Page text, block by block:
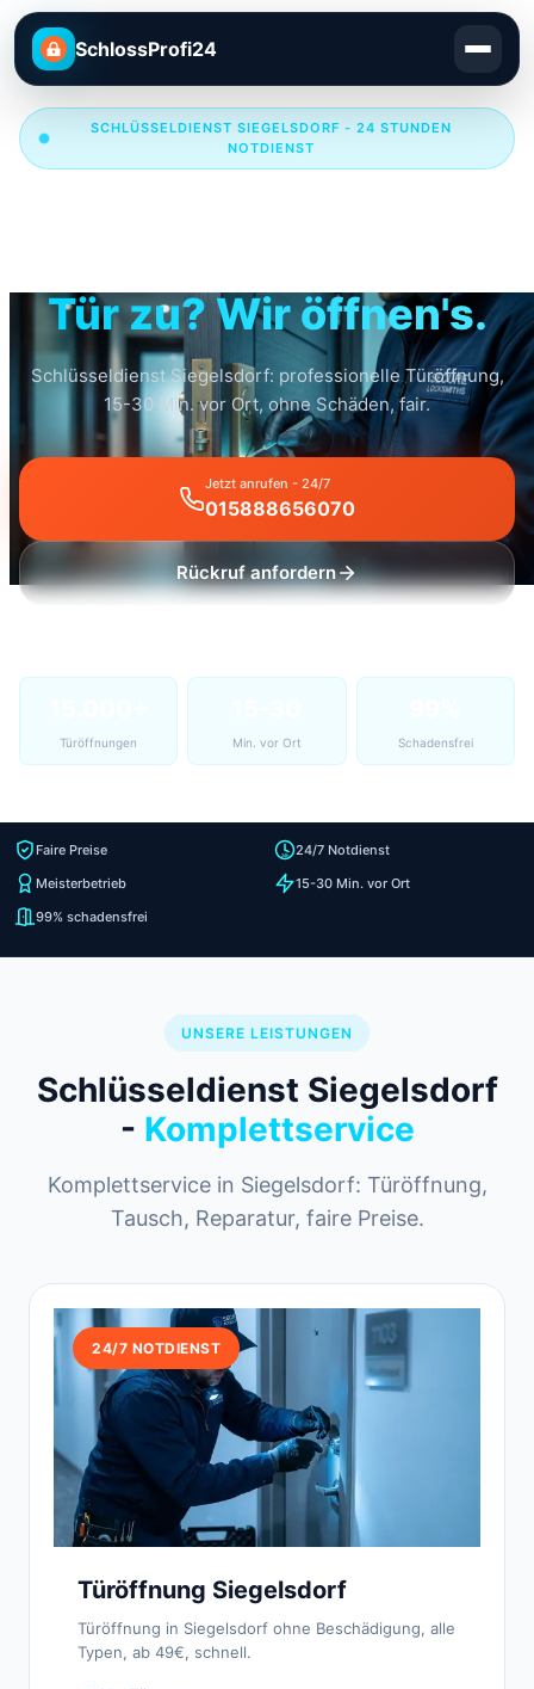
SchlossProfi24
SCHLÜSSELDIENST SIEGELSDORF - 24 STUNDEN
NOTDIENST
Tür zu? Wir öffnen's.
Schlüsseldienst Siegelsdorf: professionelle Türöffnung,
15-30 Min. vor Ort, ohne Schäden, fair.
Jetzt anrufen - 24/7
015888656070
Rückruf anfordern
Türöffnungen Min. vor Ort Schadensfrei
Faire Preise
24/7 Notdienst
Meisterbetrieb
15-30 Min. vor Ort
99% schadensfrei
UNSERE LEISTUNGEN
Schlüsseldienst Siegelsdorf
- Komplettservice
Komplettservice in Siegelsdorf: Türöffnung,
Tausch, Reparatur, faire Preise.
24/7 NOTDIENST
Türöffnung Siegelsdorf
Türöffnung in Siegelsdorf ohne Beschädigung, alle
Typen, ab 49€, schnell.